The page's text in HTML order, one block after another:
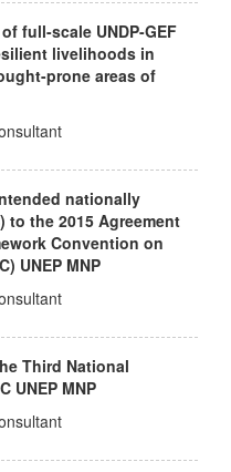
full-scale UNDP-GEF
livelihoods in
prone areas of
nationally
to the 2015 Agreement
Convention on
UNEP MNP
Third National
UNEP MNP